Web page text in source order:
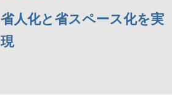
省人化と省スペース化を実
現